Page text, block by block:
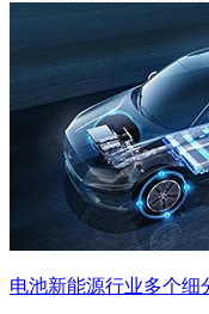
电池新能源行业多个细